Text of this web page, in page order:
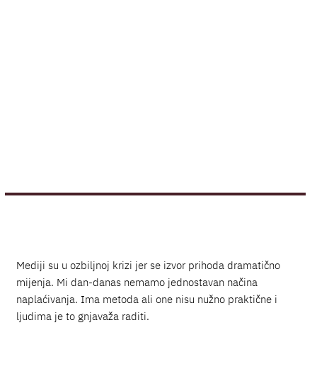
Mediji su u ozbiljnoj krizi jer se izvor prihoda dramatično
mijenja. Mi dan-danas nemamo jednostavan načina
naplaćivanja. Ima metoda ali one nisu nužno praktične i
ljudima je to gnjavaža raditi.